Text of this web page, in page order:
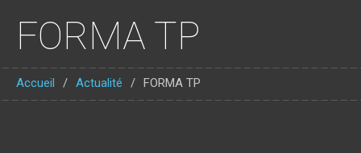
FORMA TP
Accueil Actualité FORMA TP